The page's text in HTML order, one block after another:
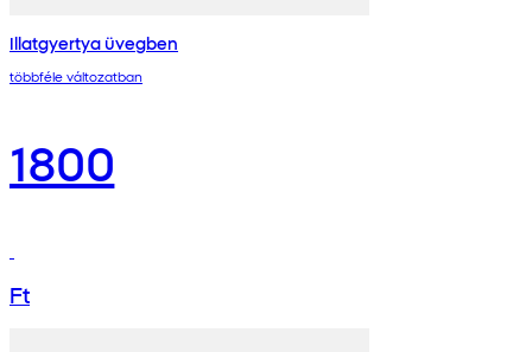
Illatgyertya üvegben
többféle változatban
1800
Ft